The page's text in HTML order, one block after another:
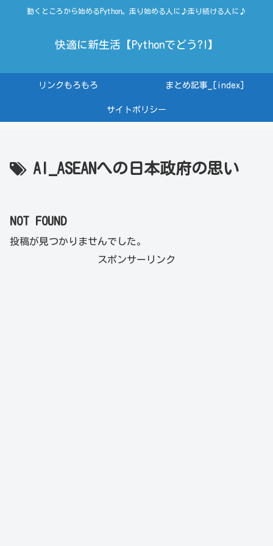
動くところから始めるPython。走り始める人に♪走り続ける人に♪
快適に新生活【Pythonでどう?!】
リンクもろもろ まとめ記事_[index]
サイトポリシー
AI_ASEANへの日本政府の思い
NOT FOUND
投稿が見つかりませんでした。
スポンサーリンク